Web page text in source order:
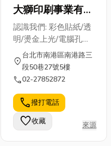
大獅印刷事業有限
公司
認識我們: 彩色貼紙/透
明/燙金上光/電腦孔貼
紙/條碼/整卷式自動貼
紙/軋形ㄧ貫作業
location_on
台北市南港區南港路三
段50巷27號5樓
call02-27852872
call撥打電話
favorite收藏 來源